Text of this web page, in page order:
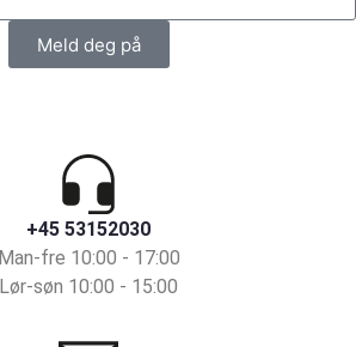
Meld deg på
+45 53152030
Man-fre 10:00 - 17:00
Lør-søn 10:00 - 15:00